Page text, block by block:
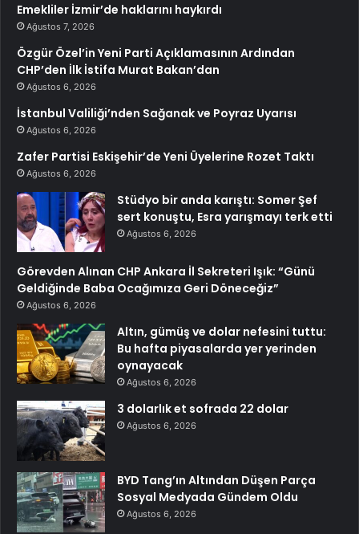
Emekliler İzmir’de haklarını haykırdı
Ağustos 7, 2026
Özgür Özel’in Yeni Parti Açıklamasının Ardından
CHP’den İlk İstifa Murat Bakan’dan
Ağustos 6, 2026
İstanbul Valiliği’nden Sağanak ve Poyraz Uyarısı
Ağustos 6, 2026
Zafer Partisi Eskişehir’de Yeni Üyelerine Rozet Taktı
Ağustos 6, 2026
Stüdyo bir anda karıştı: Somer Şef
sert konuştu, Esra yarışmayı terk etti
Ağustos 6, 2026
Görevden Alınan CHP Ankara İl Sekreteri Işık: “Günü
Geldiğinde Baba Ocağımıza Geri Döneceğiz”
Ağustos 6, 2026
Altın, gümüş ve dolar nefesini tuttu:
Bu hafta piyasalarda yer yerinden
oynayacak
Ağustos 6, 2026
3 dolarlık et sofrada 22 dolar
Ağustos 6, 2026
BYD Tang’ın Altından Düşen Parça
Sosyal Medyada Gündem Oldu
Ağustos 6, 2026